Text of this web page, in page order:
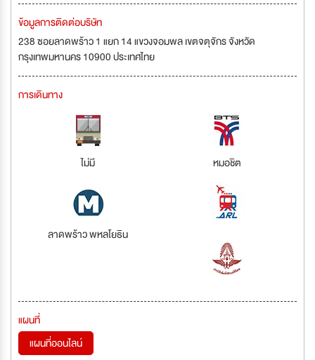
ข้อมูลการติดต่อบริษัท
238 ซอยลาดพร้าว 1 แยก 14 แขวงจอมพล เขตจตุจักร จังหวัด
กรุงเทพมหานคร 10900 ประเทศไทย
การเดินทาง
ไม่มี หมอชิต
ลาดพร้าว พหลโยธิน
แผนที่
แผนที่ออนไลน์